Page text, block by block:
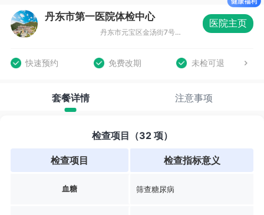
丹东市第一医院体检中心
丹东市元宝区金汤街7号丹东市第一医院六道口院区东走廊1-2层
医院主页
快速预约 免费改期 未检可退
套餐详情 注意事项
检查项目（32 项）
检查项目 检查指标意义
血糖 筛查糖尿病